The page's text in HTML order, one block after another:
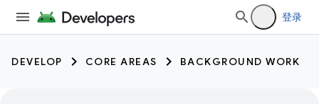
登录
DEVELOP CORE AREAS BACKGROUND WORK